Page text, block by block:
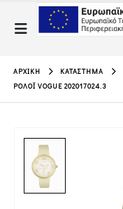
ΑΡΧΙΚΉ ΚΑΤΆΣΤΗΜΑ
ΡΟΛΌΙ VOGUE 202017024.3